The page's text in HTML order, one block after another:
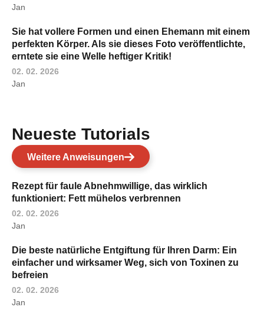
Jan
Sie hat vollere Formen und einen Ehemann mit einem
perfekten Körper. Als sie dieses Foto veröffentlichte,
erntete sie eine Welle heftiger Kritik!
02. 02. 2026
Jan
Neueste Tutorials
Weitere Anweisungen
Rezept für faule Abnehmwillige, das wirklich
funktioniert: Fett mühelos verbrennen
02. 02. 2026
Jan
Die beste natürliche Entgiftung für Ihren Darm: Ein
einfacher und wirksamer Weg, sich von Toxinen zu
befreien
02. 02. 2026
Jan